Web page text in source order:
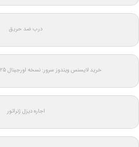
درب ضد حریق
خرید لایسنس ویندوز سرور: نسخه اورجینال Windows Server 2025
اجاره دیزل ژنراتور